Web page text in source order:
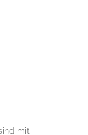
mit